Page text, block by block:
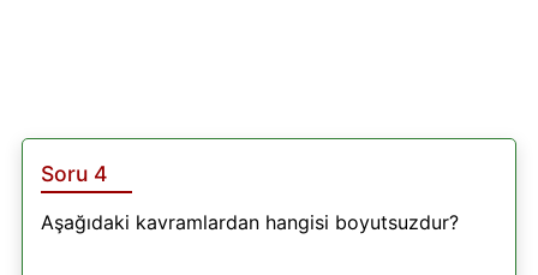
Soru 4
Aşağıdaki kavramlardan hangisi boyutsuzdur?